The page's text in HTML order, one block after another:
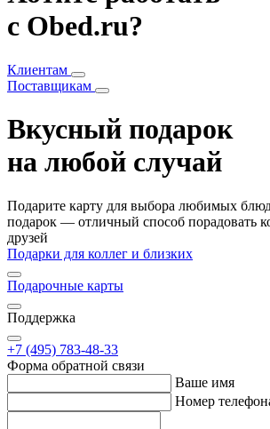
с Obed.ru?
Клиентам
Поставщикам
Вкусный подарок
на любой случай
Подарите карту для выбора любимых
подарок — отличный способ порадовать
друзей
Подарки для коллег и близких
Подарочные карты
Поддержка
+7 (495) 783-48-33
Форма обратной связи
Ваше имя
Номер